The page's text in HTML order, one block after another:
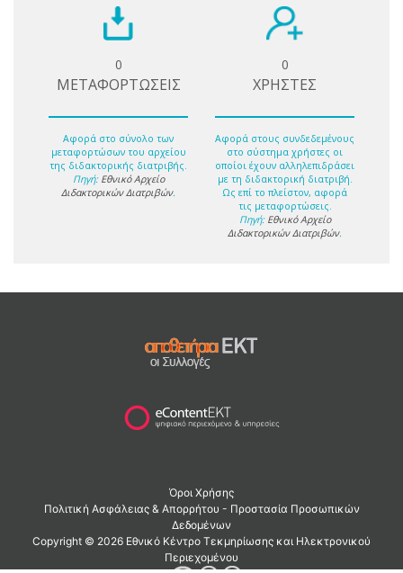
0
ΜΕΤΑΦΟΡΤΩΣΕΙΣ
Αφορά στο σύνολο των
μεταφορτώσων του αρχείου
της διδακτορικής διατριβής.
Πηγή: Εθνικό Αρχείο
Διδακτορικών Διατριβών.
0
ΧΡΗΣΤΕΣ
Αφορά στους συνδεδεμένους
στο σύστημα χρήστες οι
οποίοι έχουν αλληλεπιδράσει
με τη διδακτορική διατριβή.
Ως επί το πλείστον, αφορά
τις μεταφορτώσεις.
Πηγή: Εθνικό Αρχείο
Διδακτορικών Διατριβών.